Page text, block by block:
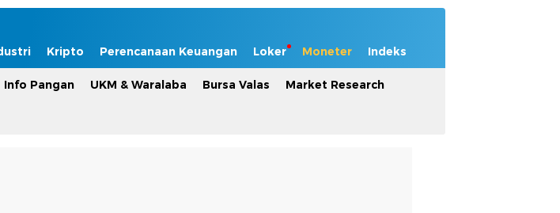
Kripto Perencanaan Keuangan Loker Moneter Indeks
Info Pangan UKM & Waralaba Bursa Valas Market Research